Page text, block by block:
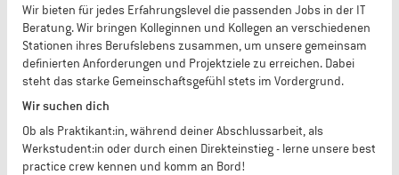
Wir bieten für jedes Erfahrungslevel die passenden Jobs in der IT
Beratung. Wir bringen Kolleginnen und Kollegen an verschiedenen
Stationen ihres Berufslebens zusammen, um unsere gemeinsam
definierten Anforderungen und Projektziele zu erreichen. Dabei
steht das starke Gemeinschaftsgefühl stets im Vordergrund.
Wir suchen dich
Ob als Praktikant:in, während deiner Abschlussarbeit, als
Werkstudent:in oder durch einen Direkteinstieg - lerne unsere best
practice crew kennen und komm an Bord!